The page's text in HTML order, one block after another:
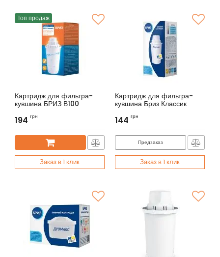
Топ продаж
Картридж для фильтра-
кувшина БРИЗ В100
194 грн
Заказ в 1 клик
Картридж для фильтра-
кувшина Бриз Классик
144 грн
Предзаказ
Заказ в 1 клик